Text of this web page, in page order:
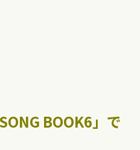
BOOK6」で